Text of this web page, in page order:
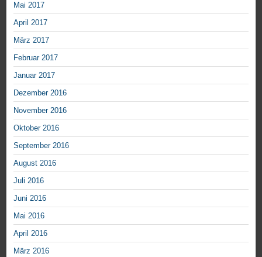
Mai 2017
April 2017
März 2017
Februar 2017
Januar 2017
Dezember 2016
November 2016
Oktober 2016
September 2016
August 2016
Juli 2016
Juni 2016
Mai 2016
April 2016
März 2016